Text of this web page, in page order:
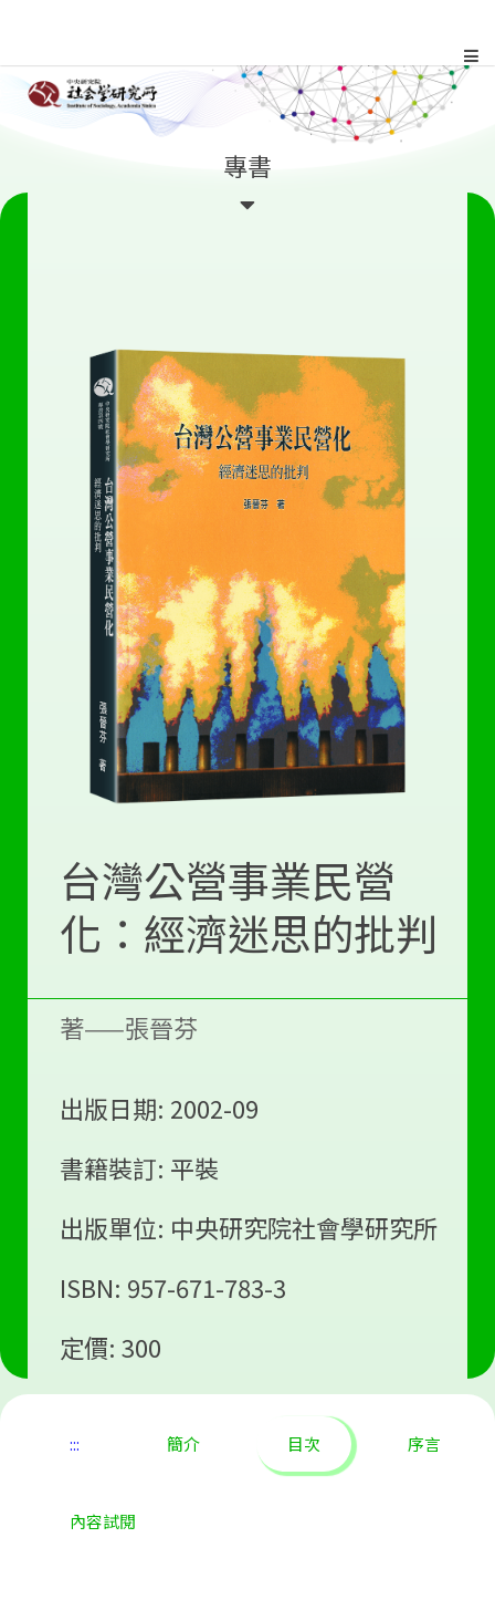
到
內
專書
台灣公營事業民營
化：經濟迷思的批判
著——張晉芬
出版日期: 2002-09
書籍裝訂: 平裝
出版單位: 中央研究院社會學研究所
ISBN: 957-671-783-3
定價: 300
::: 簡介 目次 序言
內容試閱